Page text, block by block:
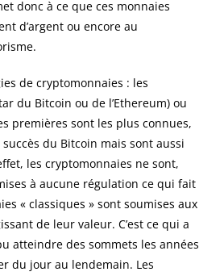
donc à ce que ces monnaies
d’argent ou encore au
de cryptomonnaies : les
du Bitcoin ou de l’Ethereum) ou
premières sont les plus connues,
du Bitcoin mais sont aussi
les cryptomonnaies ne sont,
à aucune régulation ce qui fait
« classiques » sont soumises aux
de leur valeur. C’est ce qui a
atteindre des sommets les années
du jour au lendemain. Les